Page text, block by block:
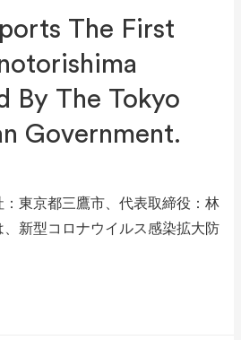
The First
By The Tokyo
Government.
東京都三鷹市、代表取締役：林
新型コロナウイルス感染拡大防